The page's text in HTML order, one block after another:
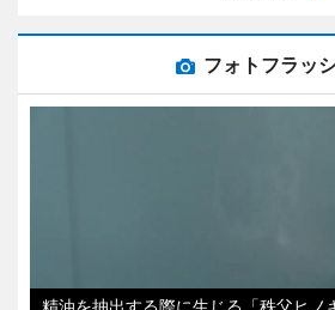
フォトフラッ
精油を抽出する際に生じる「秩父ヒノ